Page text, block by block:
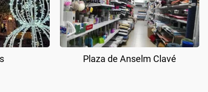
Plaza de Anselm Clavé